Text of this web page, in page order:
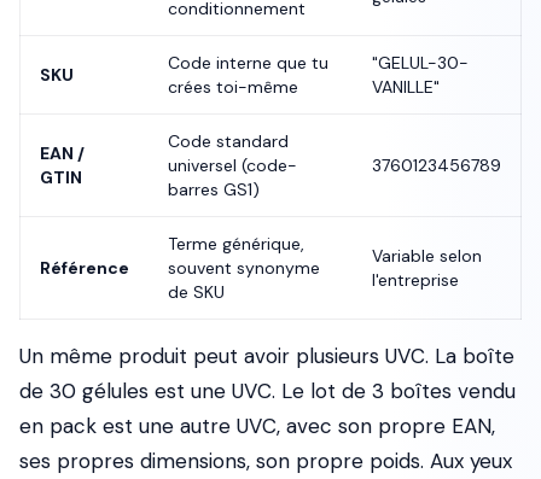
conditionnement
SKU
Code interne que tu
crées toi-même
"GELUL-30-
VANILLE"
EAN /
GTIN
Code standard
universel (code-
barres GS1)
3760123456789
Référence
Terme générique,
souvent synonyme
de SKU
Variable selon
l'entreprise
Un même produit peut avoir plusieurs UVC. La boîte
de 30 gélules est une UVC. Le lot de 3 boîtes vendu
en pack est une autre UVC, avec son propre EAN,
ses propres dimensions, son propre poids. Aux yeux